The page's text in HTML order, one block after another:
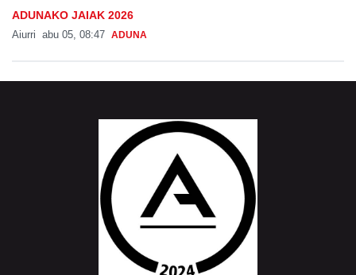
ADUNAKO JAIAK 2026
Aiurri abu 05, 08:47 ADUNA